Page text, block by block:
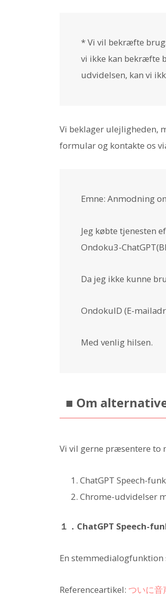
* Vi vil bekræfte
vi ikke kan bekræfte
udvidelsen, kan vi
Vi beklager ulejligheden,
formular og kontakte os
Emne: Anmodning
Jeg købte tjenesten
Ondoku3-
Da jeg ikke kunne
OndokuID (E-
Med venlig hilsen.
■ Om
Vi vil gerne præsentere to
ChatGPT Speech-
Chrome-udvidelser
１．ChatGPT Speech-
En stemmedialogfunktion
Referenceartikel: ついに音